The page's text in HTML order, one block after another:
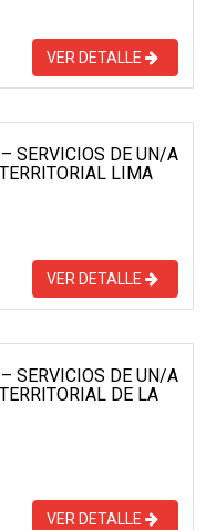
VER DETALLE
SERVICIOS DE UN/A
LIMA
VER DETALLE
SERVICIOS DE UN/A
DE LA
VER DETALLE